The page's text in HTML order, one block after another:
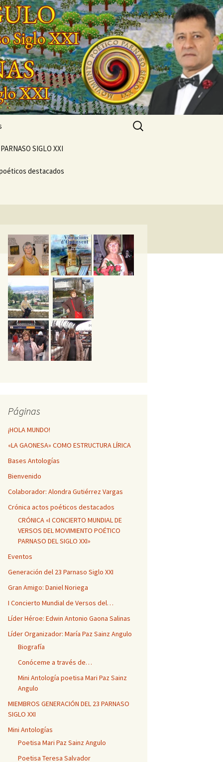
POEMARIO «POETA
HUELLAS POÉTICAS DE
MI VIDA
Vibracions d’Ontinyent
SIGLO XXI
destacados
DE
Buscar:
Páginas
¡HOLA MUNDO!
«LA GAONESA» COMO ESTRUCTURA LÍRICA
Bases Antologías
Bienvenido
Colaborador: Alondra Gutiérrez Vargas
Crónica actos poéticos destacados
CRÓNICA «I CONCIERTO MUNDIAL DE
VERSOS DEL MOVIMIENTO POÉTICO
PARNASO DEL SIGLO XXI»
Eventos
Generación del 23 Parnaso Siglo XXI
Gran Amigo: Daniel Noriega
I Concierto Mundial de Versos del…
Líder Héroe: Edwin Antonio Gaona Salinas
Líder Organizador: María Paz Sainz Angulo
Biografía
Conóceme a través de…
Mini Antología poetisa Mari Paz Sainz
Angulo
MIEMBROS GENERACIÓN DEL 23 PARNASO
SIGLO XXI
Mini Antologías
Poetisa Mari Paz Sainz Angulo
Poetisa Teresa Salvador